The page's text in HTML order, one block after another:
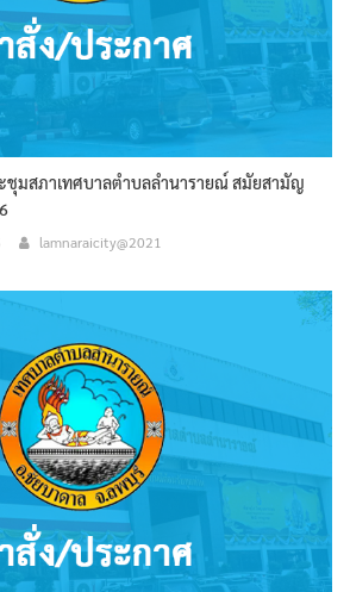
ชุมสภาเทศบาลตำบลลำนารายณ์ สมัยสามัญ
lamnaraicity@2021